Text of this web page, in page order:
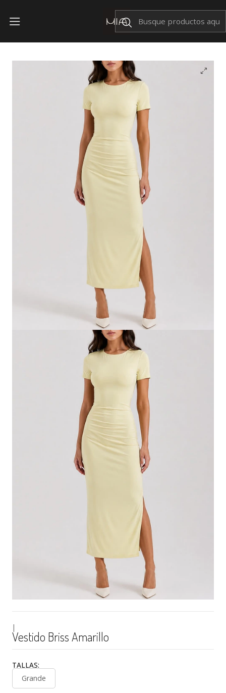
Envíos Nacionales $199
Vestido Briss Amarillo
|
Vestido Briss Amarillo
TALLAS:
Grande